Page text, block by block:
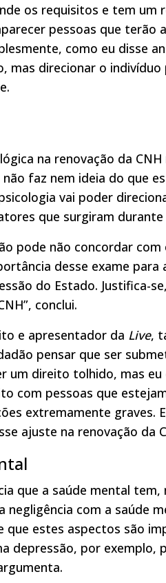
os requisitos e tem um
pessoas que terão
como eu disse
mas direcionar o indivíduo
na renovação da
não faz nem ideia do que
vai poder
que surgiram durante
pode não concordar
desse exame
do Estado. Justifica-
conclui.
e apresentador da Live,
pensar que ser
um direito tolhido, mas eu
com pessoas que
extremamente graves.
ajuste na renovação da
que a saúde mental
com a saúde
estes aspectos são
depressão, por exemplo,